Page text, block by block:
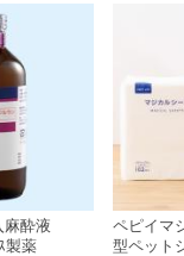
酔液
製薬
ペピイマ
型ペット